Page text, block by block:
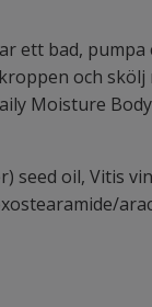
ett bad,
och
Moisture
seed oil, Vitis